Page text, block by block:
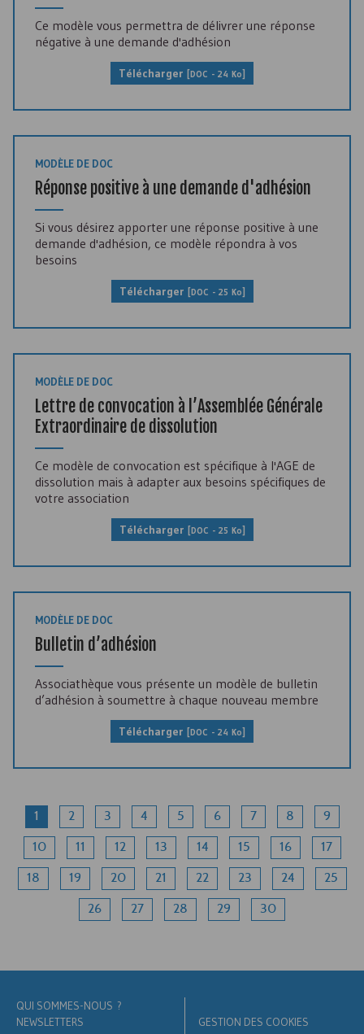
Ce modèle vous permettra de délivrer une réponse
négative à une demande d'adhésion
Télécharger [DOC - 24 Ko]
MODÈLE DE DOC
Réponse positive à une demande d'adhésion
Si vous désirez apporter une réponse positive à une
demande d'adhésion, ce modèle répondra à vos
besoins
Télécharger [DOC - 25 Ko]
MODÈLE DE DOC
Lettre de convocation à l’Assemblée Générale
Extraordinaire de dissolution
Ce modèle de convocation est spécifique à l'AGE de
dissolution mais à adapter aux besoins spécifiques de
votre association
Télécharger [DOC - 25 Ko]
MODÈLE DE DOC
Bulletin d’adhésion
Associathèque vous présente un modèle de bulletin
d’adhésion à soumettre à chaque nouveau membre
Télécharger [DOC - 24 Ko]
1 2 3 4 5 6 7 8 9
10 11 12 13 14 15 16 17
18 19 20 21 22 23 24 25
26 27 28 29 30
QUI SOMMES-NOUS ?
NEWSLETTERS
GESTION DES COOKIES